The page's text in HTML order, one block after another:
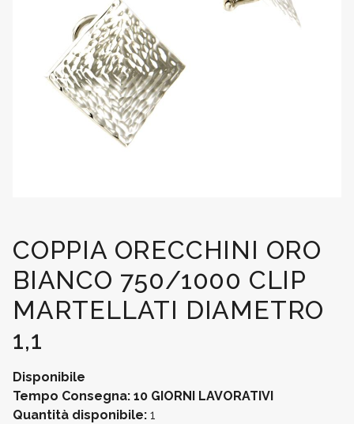
COPPIA ORECCHINI ORO
BIANCO 750/1000 CLIP
MARTELLATI DIAMETRO
1,1
Disponibile
Tempo Consegna: 10 GIORNI LAVORATIVI
Quantità disponibile: 1